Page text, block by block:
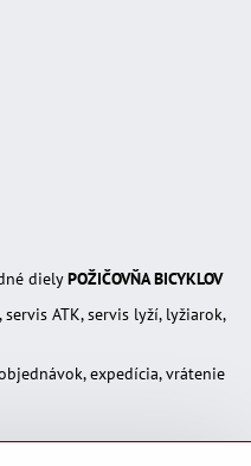
dielyPOŽIČOVŇA BICYKLOV
ATK, servis lyží, lyžiarok,
expedícia, vrátenie